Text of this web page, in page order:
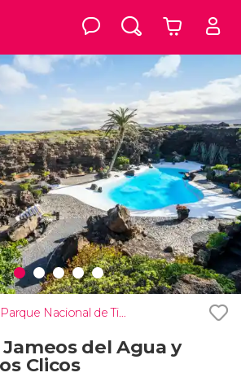
Parque Nacional de Timanfaya
del Agua y
Clicos